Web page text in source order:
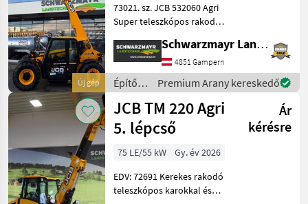
Új gép
73021. sz. JCB 532060 Agri
Super teleszkópos rakodó -
6, 0 méteres emelési
magassággal - 4 hengeres
JCB Dieselmax Common
Rail motorral
Schwarzmayr Landtechnik GmbH - Gampern
4851 Gampern
Építőgépek
/ JCB
Premium Arany kereskedő
JCB TM 220 Agri
5. lépcső
Ár
kérésre
75 LE/55 kW
Gy. év 2026
EDV: 72691 Kerekes rakodó
teleszkópos karokkal és